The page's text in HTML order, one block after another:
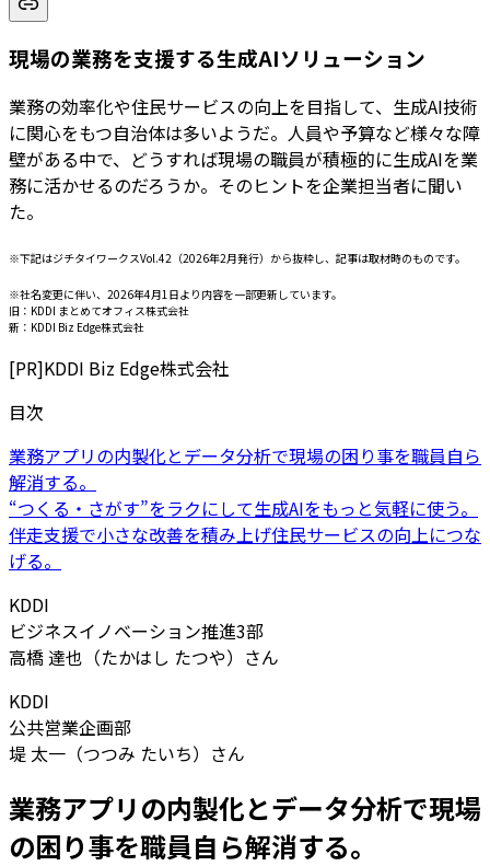
現場の業務を支援する生成AIソリューション
業務の効率化や住民サービスの向上を目指して、生成AI技術
に関心をもつ自治体は多いようだ。人員や予算など様々な障
壁がある中で、どうすれば現場の職員が積極的に生成AIを業
務に活かせるのだろうか。そのヒントを企業担当者に聞い
た。
※下記はジチタイワークスVol.42（2026年2月発行）から抜粋し、記事は取材時のものです。
※社名変更に伴い、2026年4月1日より内容を一部更新しています。
旧：KDDI まとめてオフィス株式会社
新：KDDI Biz Edge株式会社
[PR]KDDI Biz Edge株式会社
目次
業務アプリの内製化とデータ分析で現場の困り事を職員自ら
解消する。
“つくる・さがす”をラクにして生成AIをもっと気軽に使う。
伴走支援で小さな改善を積み上げ住民サービスの向上につな
げる。
KDDI
ビジネスイノベーション推進3部
高橋 達也（たかはし たつや）さん
KDDI
公共営業企画部
堤 太一（つつみ たいち）さん
業務アプリの内製化とデータ分析で現場
の困り事を職員自ら解消する。